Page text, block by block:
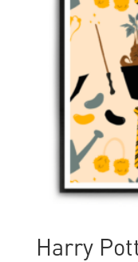
Harry